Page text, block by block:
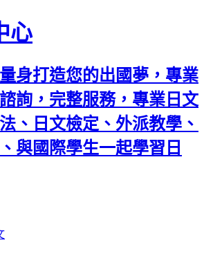
心
身打造您的出國夢，專業
詢，完整服務，專業日文
、日文檢定、外派教學、
與國際學生一起學習日